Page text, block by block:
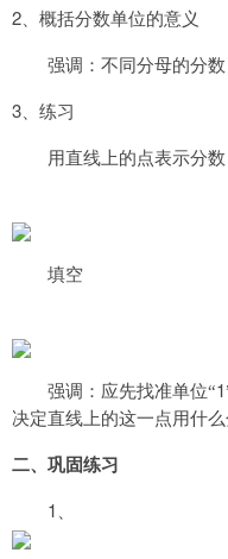
2 、概括分数单位的意义
强调：不同分母的分
3 、练习
用直线上的点表示分数
填空
强调：应先找准单位“1
决定直线上的这一点用什
二、巩固练习
1